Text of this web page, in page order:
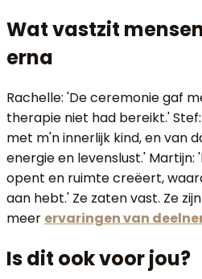
Wat vastzit
erna
Rachelle: 'De ceremonie gaf
therapie niet had bereikt.'
met m'n innerlijk kind, en van
energie en levenslust.' Martijn:
opent en ruimte creëert,
aan hebt.' Ze zaten vast. Ze
meer ervaringen van
Is dit ook voor jou?